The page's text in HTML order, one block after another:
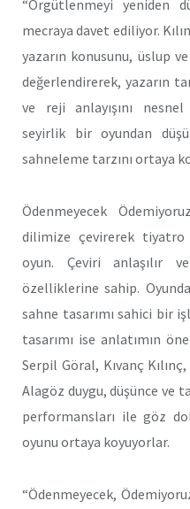
“Örgütlenmeyi yeniden
mecraya davet ediliyor.
yazarın konusunu, üslup
değerlendirerek, yazarın
ve reji anlayışını
seyirlik bir oyundan
sahneleme tarzını ortaya
Ödenmeyecek
dilimize çevirerek tiyatro
oyun. Çeviri anlaşılır
özelliklerine sahip.
sahne tasarımı sahici bir
tasarımı ise anlatımın
Serpil Göral, Kıvanç
Alagöz duygu, düşünce ve
performansları ile göz
oyunu ortaya koyuyorlar.
“Ödenmeyecek,